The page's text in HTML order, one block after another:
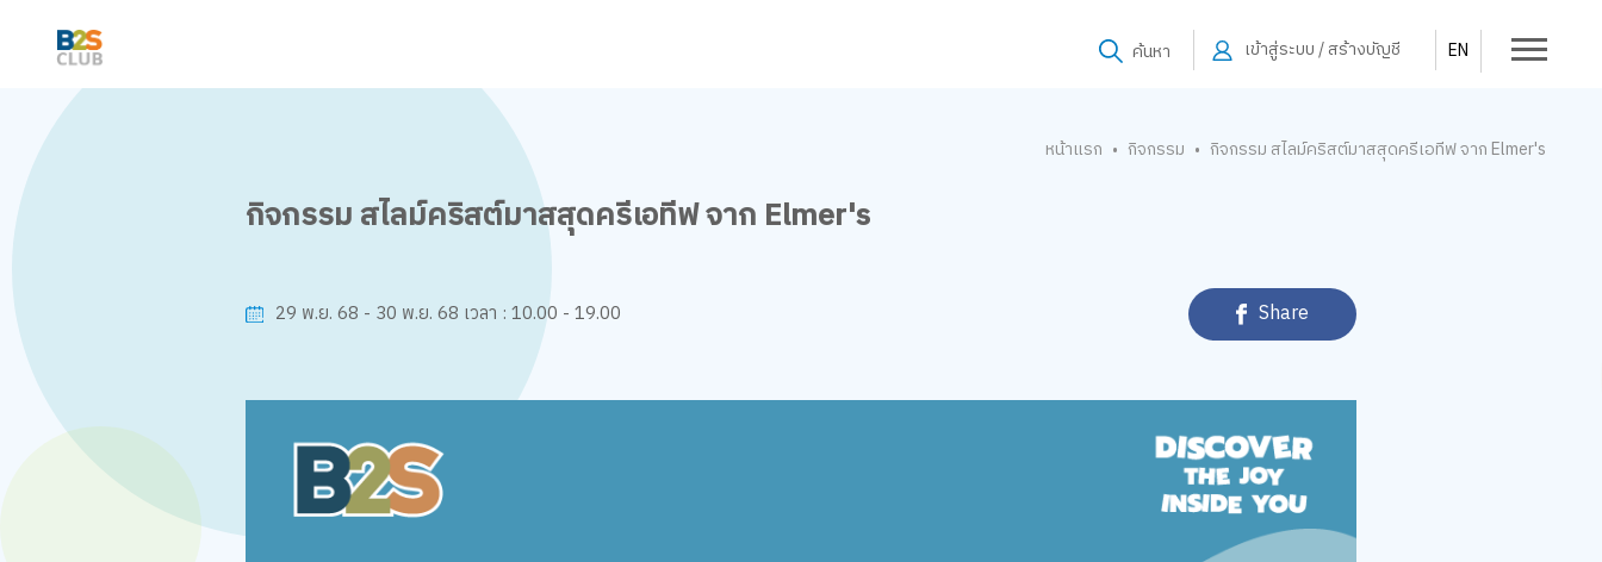
ค้นหา เข้าสู่ระบบ / สร้างบัญชี EN
หน้าแรก • กิจกรรม • กิจกรรม สไลม์คริสต์มาสสุดครีเอทีฟ จาก Elmer's
กิจกรรม สไลม์คริสต์มาสสุดครีเอทีฟ จาก Elmer's
29 พ.ย. 68 - 30 พ.ย. 68 เวลา : 10.00 - 19.00 Share